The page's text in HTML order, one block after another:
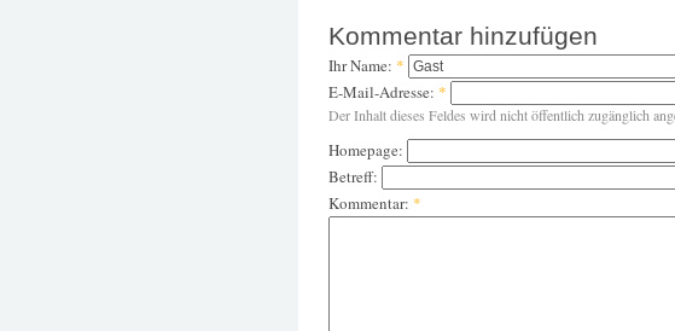
Kommentar hinzufügen
Ihr Name: *
E-Mail-Adresse: *
Der Inhalt dieses Feldes wird nicht öffentlich zugänglich
Homepage:
Betreff:
Kommentar: *